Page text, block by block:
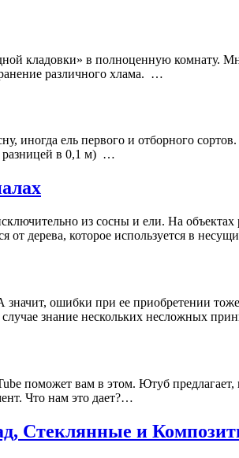
кладовки» в полноценную комнату.
различного хлама. …
иногда ель первого и отборного
разницей в 0,1 м) …
из сосны и ели. На
от дерева, которое используется в
ошибки при ее приобретении
знание нескольких несложных
поможет вам в этом. Ютуб
Что нам это дает?…
Стеклянные и